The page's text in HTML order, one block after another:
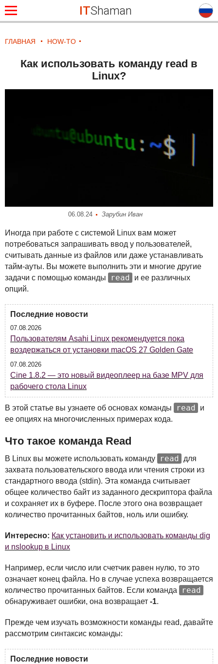
ITShaman
ГЛАВНАЯ HOW-TO
Как использовать команду read в
Linux?
06.08.24 Зарубин Иван
Иногда при работе с системой Linux вам может
потребоваться запрашивать ввод у пользователей,
считывать данные из файлов или даже устанавливать
тайм-ауты. Вы можете выполнить эти и многие другие
задачи с помощью команды
read
и ее различных
опций.
Последние новости
07.08.2026
Пользователям Asahi Linux рекомендуется пока
воздержаться от установки macOS 27 Golden Gate
07.08.2026
Cine 1.8.2 — это новый видеоплеер на базе MPV для
рабочего стола Linux
В этой статье вы узнаете об основах команды read
и
ее опциях на многочисленных примерах кода.
Что такое команда Read
В Linux вы можете использовать команду read
для
захвата пользовательского ввода или чтения строки из
стандартного ввода (stdin). Эта команда считывает
общее количество байт из заданного дескриптора файла
и сохраняет их в буфере. После этого она возвращает
количество прочитанных байтов, ноль или ошибку.
Интересно: Как установить и использовать команды dig
и nslookup в Linux
Например, если число или счетчик равен нулю, то это
означает конец файла. Но в случае успеха возвращается
количество прочитанных байтов. Если команда
read
обнаруживает ошибки, она возвращает -1.
Прежде чем изучать возможности команды read, давайте
рассмотрим синтаксис команды:
Последние новости